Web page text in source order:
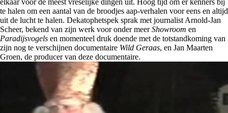
elkaar voor de meest vreselijke dingen uit. Hoog tijd om er kenners bij
te halen om een aantal van de broodjes aap-verhalen voor eens en altijd
uit de lucht te halen. Dekatophetspek sprak met journalist Arnold-Jan
Scheer, bekend van zijn werk voor onder meerShowroom en
Paradijsvogels en momenteel druk doende met de totstandkoming van
zijn nog te verschijnen documentaire Wild Geraas, en Jan Maarten
Groen, de producer van deze documentaire.